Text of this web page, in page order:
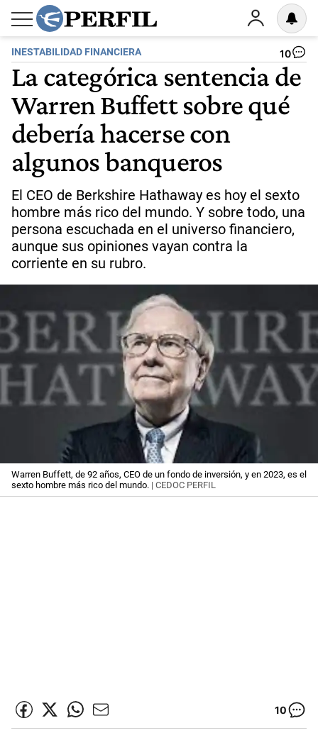
INESTABILIDAD FINANCIERA 10
La categórica sentencia de
Warren Buffett sobre qué
debería hacerse con
algunos banqueros
El CEO de Berkshire Hathaway es hoy el sexto
hombre más rico del mundo. Y sobre todo, una
persona escuchada en el universo financiero,
aunque sus opiniones vayan contra la
corriente en su rubro.
Warren Buffett, de 92 años, CEO de un fondo de inversión, y en 2023, es el
sexto hombre más rico del mundo. | CEDOC PERFIL
10